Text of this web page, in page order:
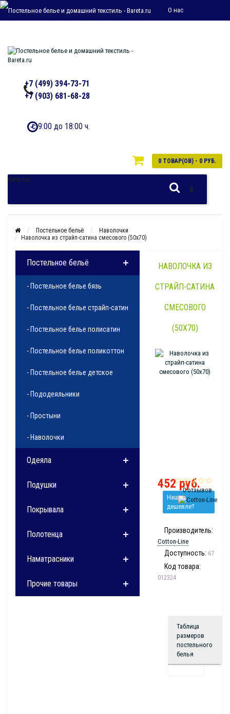
О нас
+7 (499) 394-73-71
+7 (903) 681-68-28
с 9:00 до 18:00 ч.
0 ТОВАР(ОВ) - 0 РУБ.
Каталог
Постельное бельё
Наволочки
Наволочка из страйп-сатина смесового (50х70)
Постельное бельё
- Постельное белье бязь
- Постельное белье страйп-сатин
- Постельное белье полисатин
- Постельное белье поликоттон
- Постельное белье детское
- Пододеяльники
- Простыни
- Наволочки
Одеяла
Подушки
Покрывала
Полотенца
Наматрасники
Прочие товары
НАВОЛОЧКА ИЗ
СТРАЙП-САТИНА
СМЕСОВОГО
(50Х70)
0 отзывов
452 руб.
Нашли
дешевле?
Производитель:
Cotton-Line
Доступность: 67
Код товара:
012324
Таблица
размеров
постельного
белья